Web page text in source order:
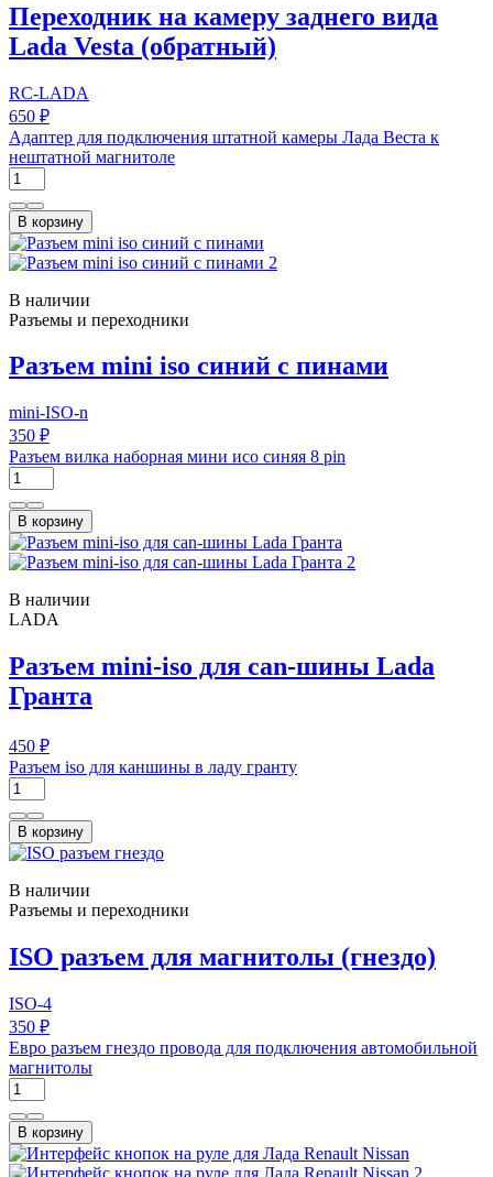
Переходник на камеру заднего вида
Lada Vesta (обратный)
RC-LADA
650 ₽
Адаптер для подключения штатной камеры Лада Веста к
нештатной магнитоле
В корзину
В наличии
Разъемы и переходники
Разъем mini iso синий с пинами
mini-ISO-n
350 ₽
Разъем вилка наборная мини исо синяя 8 pin
В корзину
В наличии
LADA
Разъем mini-iso для can-шины Lada
Гранта
450 ₽
Разъем iso для каншины в ладу гранту
В корзину
В наличии
Разъемы и переходники
ISO разъем для магнитолы (гнездо)
ISO-4
350 ₽
Евро разъем гнездо провода для подключения автомобильной
магнитолы
В корзину